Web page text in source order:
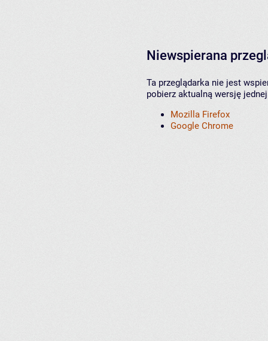
Niewspierana
Ta przeglądarka nie jest
pobierz aktualną wersję
Mozilla Firefox
Google Chrome